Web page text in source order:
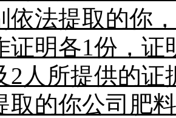
依法提取的你，
证明各1份，证
2 人所提供的证
取的你公司 肥